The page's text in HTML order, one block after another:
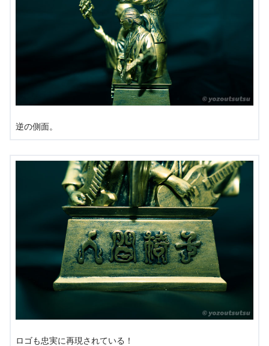
逆の側面。
ロゴも忠実に再現されている！